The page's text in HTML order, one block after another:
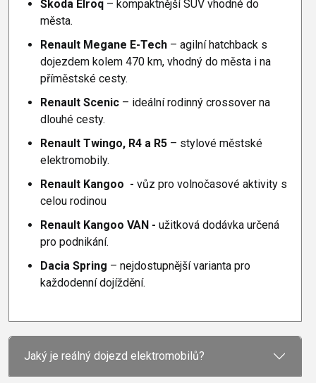
Škoda Elroq – kompaktnější SUV vhodné do
města.
Renault Megane E-Tech – agilní hatchback s
dojezdem kolem 470 km, vhodný do města i na
příměstské cesty.
Renault Scenic – ideální rodinný crossover na
dlouhé cesty.
Renault Twingo, R4 a R5 – stylové městské
elektromobily.
Renault Kangoo - vůz pro volnočasové aktivity s
celou rodinou
Renault Kangoo VAN - užitková dodávka určená
pro podnikání.
Dacia Spring – nejdostupnější varianta pro
každodenní dojíždění.
Jaký je reálný dojezd elektromobilů?